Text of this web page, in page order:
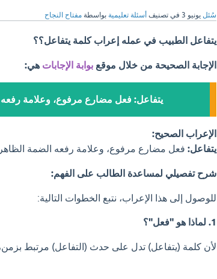
سُئل يونيو 3 في تصنيف أسئلة تعليمية بواسطة مفتاح النجاح
يتفاعل الطبيب في عمله إعراب كلمة يتفاعل؟؟
الإجابة الصحيحة من خلال موقع بوابة الإجابات هي:
يتفاعل: فعل مضارع مرفوع، وعلامة
الإعراب الصحيح:
يتفاعل: فعل مضارع مرفوع، وعلامة رفعه الضمة
شرح تفصيلي لمساعدة الطالب على الفهم:
للوصول إلى هذا الإعراب، نتبع الخطوات التالية:
1. لماذا هو "فعل"؟
لأن كلمة (يتفاعل) تدل على حدث (التفاعل) مرتبط